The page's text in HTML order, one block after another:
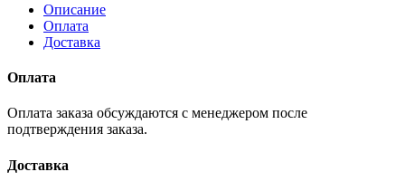
Описание
Оплата
Доставка
Оплата
Оплата заказа обсуждаются с менеджером после
подтверждения заказа.
Доставка